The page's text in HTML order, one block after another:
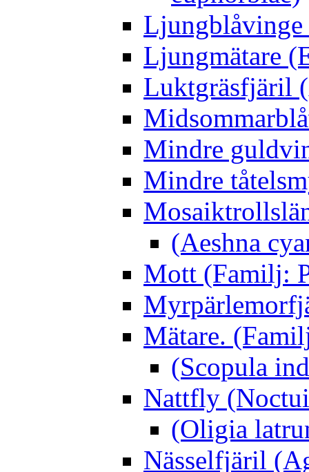
Ljungblåvinge
Ljungmätare
Luktgräsfjäril
Mindre
Mindre
(Aeshna
Mott (Familj:
Mätare.
(Scopula
Nattfly
(Oligia
Nässelfjäril